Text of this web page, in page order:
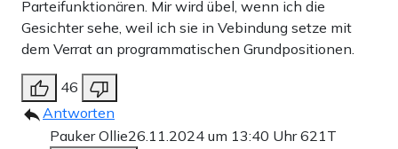
Parteifunktionären. Mir wird übel, wenn ich die
Gesichter sehe, weil ich sie in Vebindung setze mit
dem Verrat an programmatischen Grundpositionen.
46
Antworten
Pauker Ollie26.11.2024 um 13:40 Uhr621T